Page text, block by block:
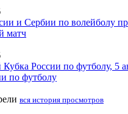
и Сербии по волейболу
матч
России по футболу, 5
по футболу
вся история просмотров